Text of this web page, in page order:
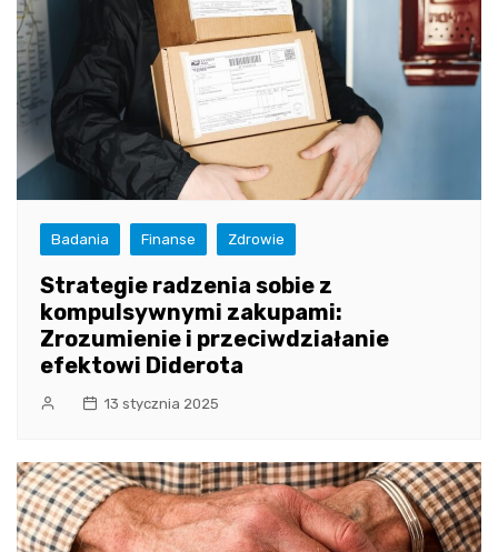
Badania Finanse Zdrowie
Strategie radzenia sobie z
kompulsywnymi zakupami:
Zrozumienie i przeciwdziałanie
efektowi Diderota
13 stycznia 2025